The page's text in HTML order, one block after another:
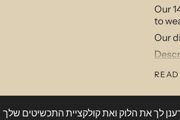
Our
to
Our
לך את הלוק ואת קולקציית התכשיטים שלך